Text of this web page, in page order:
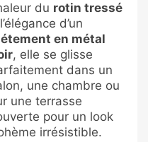
du rotin tressé
d’un
en métal
, elle se glisse
dans un
une chambre ou
une terrasse
pour un look
irrésistible.